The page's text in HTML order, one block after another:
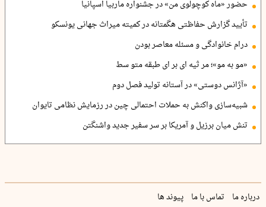
حضور «ماه کوچولوی من» در جشنواره ماربیا اسپانیا
تأیید گزارش حفاظتی هگمتانه در کمیته میراث جهانی یونسکو
درام خانوادگی و مسئله معاصر بودن
«مو به مو»؛ مر ثیه ای بر ای طبقه متو سط
«آژانس دوستی» در آستانه تولید فصل دوم
شبیه‌سازی واکنش به حملات احتمالی چین در رزمایش نظامی تایوان
تنش میان برزیل و آمریکا بر سر سفیر جدید واشنگتن
درباره ما تماس با ما پیوند ها